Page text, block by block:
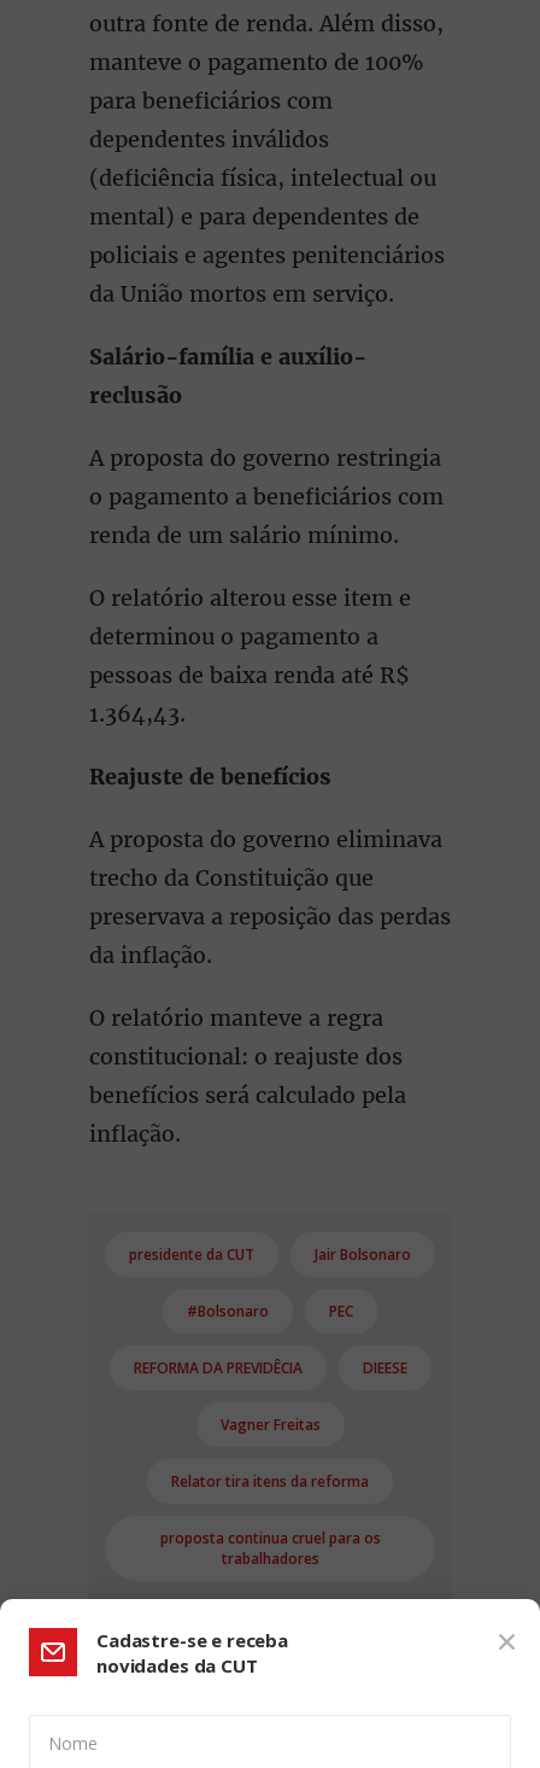
outra fonte de renda. Além disso,
manteve o pagamento de 100%
para beneficiários com
dependentes inválidos
(deficiência física, intelectual ou
mental) e para dependentes de
policiais e agentes penitenciários
da União mortos em serviço.
Salário-família e auxílio-
reclusão
A proposta do governo restringia
o pagamento a beneficiários com
renda de um salário mínimo.
O relatório alterou esse item e
determinou o pagamento a
pessoas de baixa renda até R$
1.364,43.
Reajuste de benefícios
A proposta do governo eliminava
trecho da Constituição que
preservava a reposição das perdas
da inflação.
O relatório manteve a regra
constitucional: o reajuste dos
benefícios será calculado pela
inflação.
presidente da CUT Jair Bolsonaro
#Bolsonaro PEC
REFORMA DA PREVIDÊCIA DIEESE
Vagner Freitas
Relator tira itens da reforma
proposta continua cruel para os
trabalhadores
Cadastre-se e receba
novidades da CUT
Nome